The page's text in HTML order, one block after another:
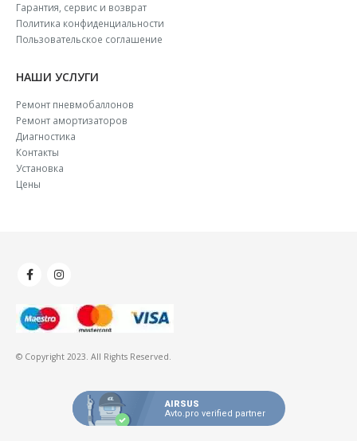
Гарантия, сервис и возврат
Политика конфиденциальности
Пользовательское соглашение
НАШИ УСЛУГИ
Ремонт пневмобаллонов
Ремонт амортизаторов
Диагностика
Контакты
Установка
Цены
© Copyright 2023. All Rights Reserved.
AIRSUS
Avto.pro verified partner